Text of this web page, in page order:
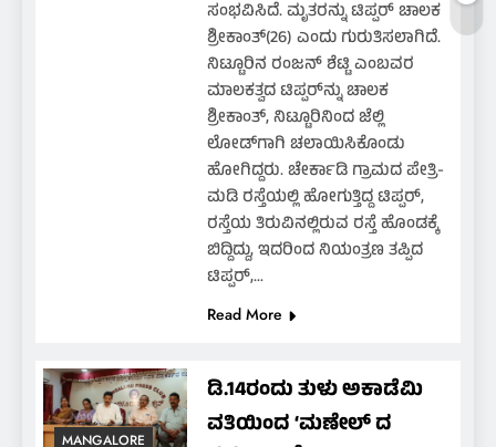
ಸಂಭವಿಸಿದೆ. ಮೃತರನ್ನು ಟಿಪ್ಪರ್ ಚಾಲಕ
ಶ್ರೀಕಾಂತ್(26) ಎಂದು ಗುರುತಿಸಲಾಗಿದೆ.
ನಿಟ್ಟೂರಿನ ರಂಜನ್ ಶೆಟ್ಟಿ ಎಂಬವರ
ಮಾಲಕತ್ವದ ಟಿಪ್ಪರ್‌ನ್ನು ಚಾಲಕ
ಶ್ರೀಕಾಂತ್, ನಿಟ್ಟೂರಿನಿಂದ ಜೆಲ್ಲಿ
ಲೋಡ್‌ಗಾಗಿ ಚಲಾಯಿಸಿಕೊಂಡು
ಹೋಗಿದ್ದರು. ಚೇರ್ಕಾಡಿ ಗ್ರಾಮದ ಪೇತ್ರಿ-
ಮಡಿ ರಸ್ತೆಯಲ್ಲಿ ಹೋಗುತ್ತಿದ್ದ ಟಿಪ್ಪರ್,
ರಸ್ತೆಯ ತಿರುವಿನಲ್ಲಿರುವ ರಸ್ತೆ ಹೊಂಡಕ್ಕೆ
ಬಿದ್ದಿದ್ದು, ಇದರಿಂದ ನಿಯಂತ್ರಣ ತಪ್ಪಿದ
ಟಿಪ್ಪರ್,…
Read More
MANGALORE
ಡಿ.14ರಂದು ತುಳು ಅಕಾಡೆಮಿ
ವತಿಯಿಂದ ‘ಮಣೇಲ್ ದ